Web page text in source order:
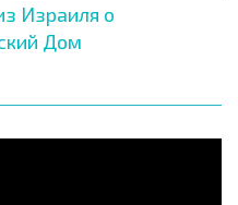
Израиля о
Дом